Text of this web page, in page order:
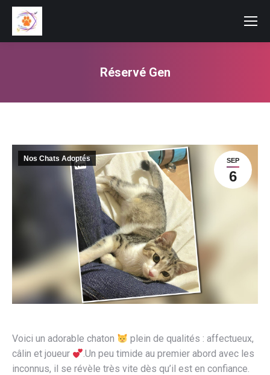
Réservé Gen
SEP
6
Nos Chats Adoptés
Voici un adorable chaton
plein de qualités : affectueux,
câlin et joueur
.Un peu timide au premier abord avec les
inconnus, il se révèle très vite dès qu’il est en confiance.